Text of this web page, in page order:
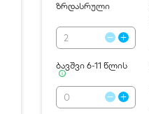
ზრდასრული
ბავშვი 6-11 წლის